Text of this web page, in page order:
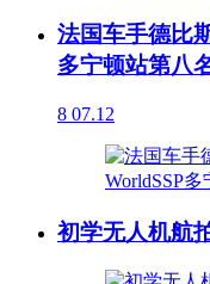
法国车手德比
多宁顿站第八
8 07.12
初学无人机航